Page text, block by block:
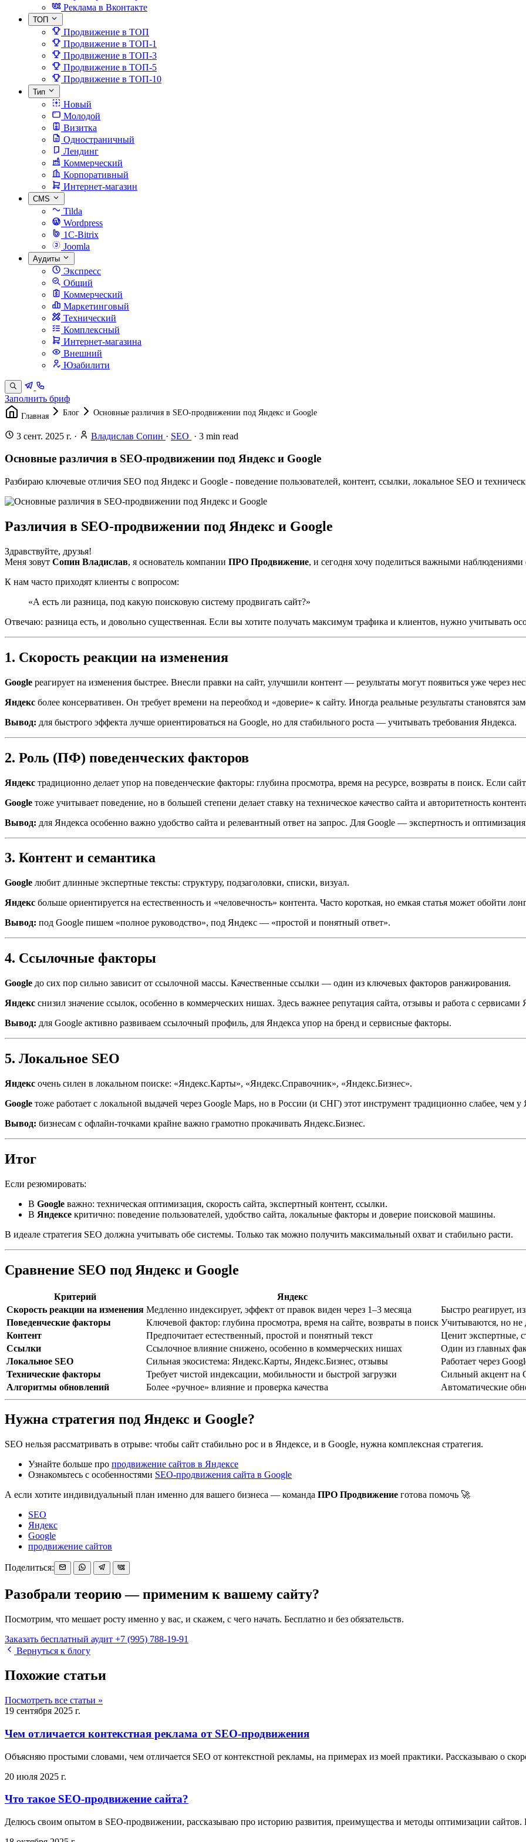
Реклама в Вконтакте
ТОП
Продвижение в ТОП
Продвижение в ТОП-1
Продвижение в ТОП-3
Продвижение в ТОП-5
Продвижение в ТОП-10
Тип
Новый
Молодой
Визитка
Одностраничный
Лендинг
Коммерческий
Корпоративный
Интернет-магазин
CMS
Tilda
Wordpress
1C-Bitrix
Joomla
Аудиты
Экспресс
Общий
Коммерческий
Маркетинговый
Технический
Комплексный
Интернет-магазина
Внешний
Юзабилити
Заполнить бриф
Главная Блог Основные различия в SEO-продвижении под Яндекс и Google
3 сент. 2025 г. · Владислав Сопин · SEO · 3 min read
Основные различия в SEO-продвижении под Яндекс и Google
Разбираю ключевые отличия SEO под Яндекс и Google - поведение пользователей, контент, ссылки, локальное SEO и
Различия в SEO-продвижении под Яндекс и Google
Здравствуйте, друзья!
Меня зовут Сопин Владислав, я основатель компании ПРО Продвижение, и сегодня хочу поделиться важными наблюдениями
К нам часто приходят клиенты с вопросом:
«А есть ли разница, под какую поисковую систему продвигать сайт?»
Отвечаю: разница есть, и довольно существенная. Если вы хотите получать максимум трафика и клиентов, нужно учитывать
1. Скорость реакции на изменения
Google реагирует на изменения быстрее. Внесли правки на сайт, улучшили контент — результаты могут появиться уже через
Яндекс более консервативен. Он требует времени на переобход и «доверие» к сайту. Иногда реальные результаты становятся
Вывод: для быстрого эффекта лучше ориентироваться на Google, но для стабильного роста — учитывать требования Яндекса.
2. Роль (ПФ) поведенческих факторов
Яндекс традиционно делает упор на поведенческие факторы: глубина просмотра, время на ресурсе, возвраты в поиск. Если
Google тоже учитывает поведение, но в большей степени делает ставку на техническое качество сайта и авторитетность
Вывод: для Яндекса особенно важно удобство сайта и релевантный ответ на запрос. Для Google — экспертность и
3. Контент и семантика
Google любит длинные экспертные тексты: структуру, подзаголовки, списки, визуал.
Яндекс больше ориентируется на естественность и «человечность» контента. Часто короткая, но емкая статья может обойти
Вывод: под Google пишем «полное руководство», под Яндекс — «простой и понятный ответ».
4. Ссылочные факторы
Google до сих пор сильно зависит от ссылочной массы. Качественные ссылки — один из ключевых факторов ранжирования.
Яндекс снизил значение ссылок, особенно в коммерческих нишах. Здесь важнее репутация сайта, отзывы и работа с сервисами
Вывод: для Google активно развиваем ссылочный профиль, для Яндекса упор на бренд и сервисные факторы.
5. Локальное SEO
Яндекс очень силен в локальном поиске: «Яндекс.Карты», «Яндекс.Справочник», «Яндекс.Бизнес».
Google тоже работает с локальной выдачей через Google Maps, но в России (и СНГ) этот инструмент традиционно слабее, чем у
Вывод: бизнесам с офлайн-точками крайне важно грамотно прокачивать Яндекс.Бизнес.
Итог
Если резюмировать:
В Google важно: техническая оптимизация, скорость сайта, экспертный контент, ссылки.
В Яндексе критично: поведение пользователей, удобство сайта, локальные факторы и доверие поисковой машины.
В идеале стратегия SEO должна учитывать обе системы. Только так можно получить максимальный охват и стабильно расти.
Сравнение SEO под Яндекс и Google
Критерий Яндекс
Скорость реакции на изменения Медленно индексирует, эффект от правок виден через 1–3 месяца
Быстро реагирует,
Поведенческие факторы
Ключевой фактор: глубина просмотра, время на сайте, возвраты в поиск Учитываются, но
Контент
Предпочитает естественный, простой и понятный текст
Ценит экспертные,
Ссылки
Ссылочное влияние снижено, особенно в коммерческих нишах
Один из главных
Локальное SEO
Сильная экосистема: Яндекс.Карты, Яндекс.Бизнес, отзывы
Работает через
Технические факторы
Требует чистой индексации, мобильности и быстрой загрузки
Сильный акцент на
Алгоритмы обновлений
Более «ручное» влияние и проверка качества Автоматические
Нужна стратегия под Яндекс и Google?
SEO нельзя рассматривать в отрыве: чтобы сайт стабильно рос и в Яндексе, и в Google, нужна комплексная стратегия.
Узнайте больше про продвижение сайтов в Яндексе
Ознакомьтесь с особенностями SEO-продвижения сайта в Google
А если хотите индивидуальный план именно для вашего бизнеса — команда ПРО Продвижение готова помочь 🚀
SEO
Яндекс
Google
продвижение сайтов
Поделиться:
Разобрали теорию — применим к вашему сайту?
Посмотрим, что мешает росту именно у вас, и скажем, с чего начать. Бесплатно и без обязательств.
Заказать бесплатный аудит +7 (995) 788-19-91
Вернуться к блогу
Похожие статьи
Посмотреть все статьи »
19 сентября 2025 г.
Чем отличается контекстная реклама от SEO-продвижения
Объясняю простыми словами, чем отличается SEO от контекстной рекламы, на примерах из моей практики. Рассказываю о
20 июля 2025 г.
Что такое SEO-продвижение сайта?
Делюсь своим опытом в SEO-продвижении, рассказываю про историю развития, преимущества и методы оптимизации сайтов.